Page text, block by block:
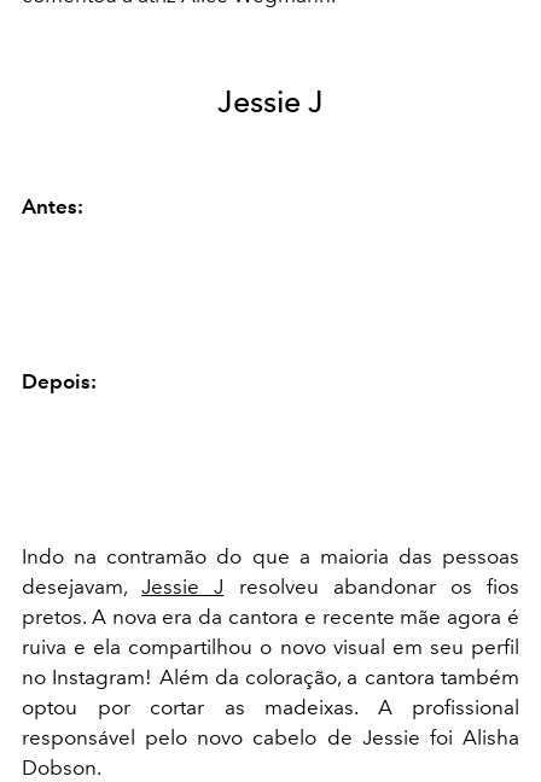
Jessie J
Antes:
Depois:
Indo na contramão do que a maioria das pessoas
desejavam,Jessie J resolveu abandonar os fios
pretos. A nova era da cantora e recente mãe agora é
ruiva e ela compartilhou o novo visual em seu perfil
no Instagram! Além da coloração, a cantora também
optou por cortar as madeixas. A profissional
responsável pelo novo cabelo de Jessie foi Alisha
Dobson.